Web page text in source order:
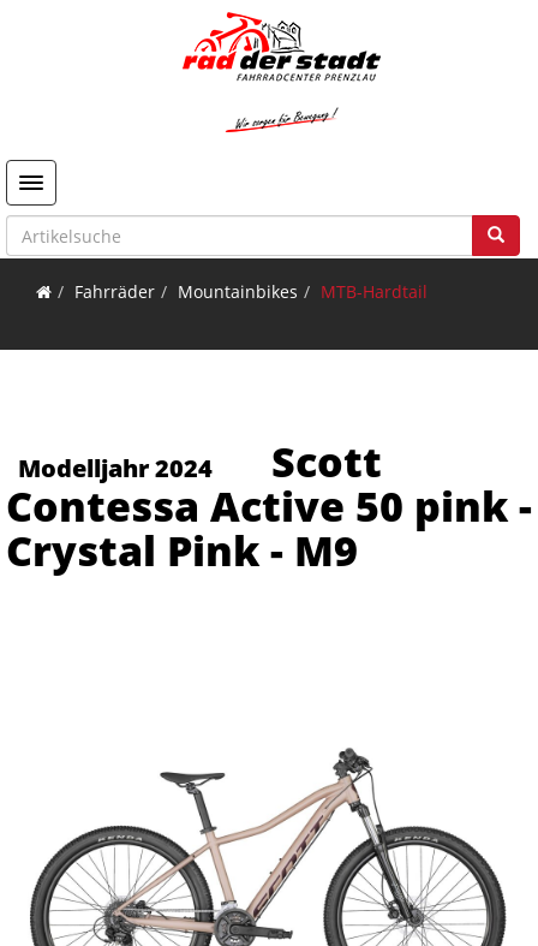
Toggle navigation
Fahrräder Mountainbikes MTB-Hardtail
Modelljahr 2024
Scott
Contessa Active 50 pink -
Crystal Pink - M9